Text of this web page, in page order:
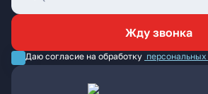
Жду звонка
Даю согласие на обработку